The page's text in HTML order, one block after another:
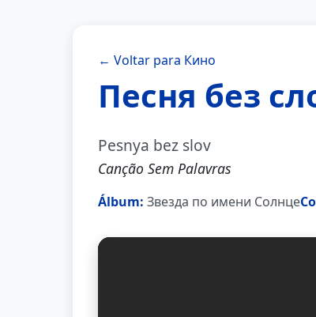
← Voltar para Кино
Песня без
Pesnya bez slov
Canção Sem Palavras
Álbum: Звезда по имени Солнце